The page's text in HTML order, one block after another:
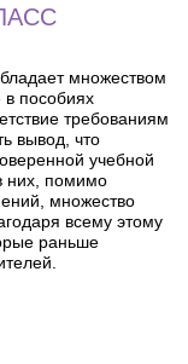
множеством
в пособиях
требованиям
вывод, что
учебной
них, помимо
множество
всему этому
раньше